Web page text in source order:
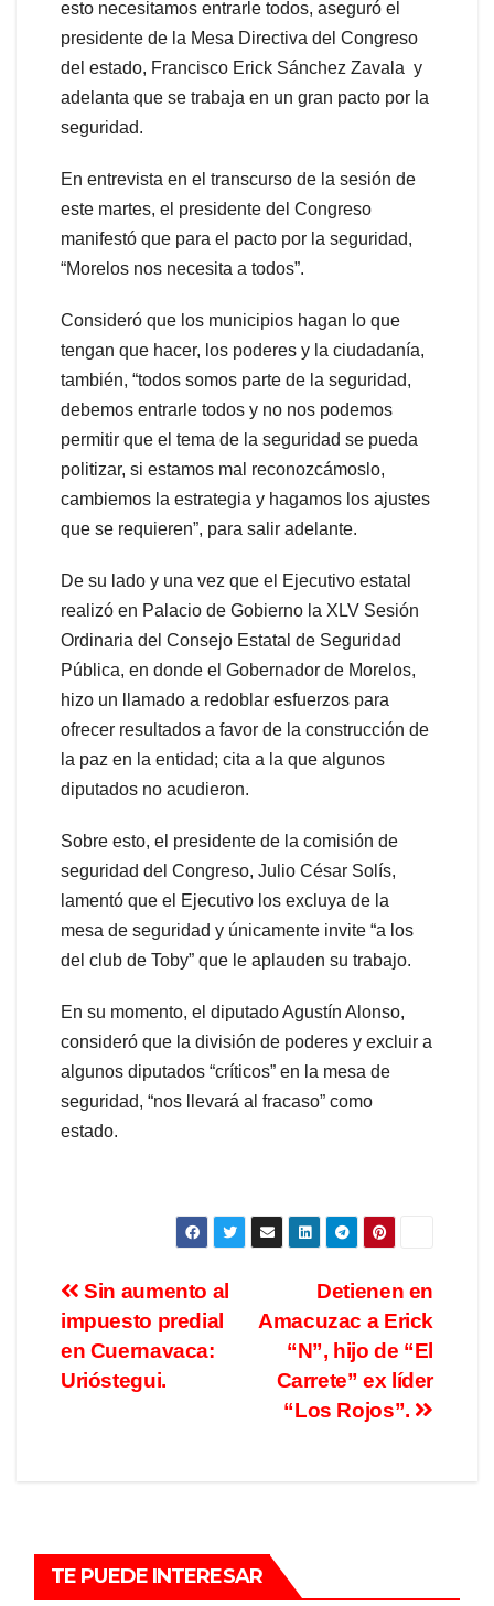
esto necesitamos entrarle todos, aseguró el
presidente de la Mesa Directiva del Congreso
del estado, Francisco Erick Sánchez Zavala y
adelanta que se trabaja en un gran pacto por la
seguridad.
En entrevista en el transcurso de la sesión de
este martes, el presidente del Congreso
manifestó que para el pacto por la seguridad,
“Morelos nos necesita a todos”.
Consideró que los municipios hagan lo que
tengan que hacer, los poderes y la ciudadanía,
también, “todos somos parte de la seguridad,
debemos entrarle todos y no nos podemos
permitir que el tema de la seguridad se pueda
politizar, si estamos mal reconozcámoslo,
cambiemos la estrategia y hagamos los ajustes
que se requieren”, para salir adelante.
De su lado y una vez que el Ejecutivo estatal
realizó en Palacio de Gobierno la XLV Sesión
Ordinaria del Consejo Estatal de Seguridad
Pública, en donde el Gobernador de Morelos,
hizo un llamado a redoblar esfuerzos para
ofrecer resultados a favor de la construcción de
la paz en la entidad; cita a la que algunos
diputados no acudieron.
Sobre esto, el presidente de la comisión de
seguridad del Congreso, Julio César Solís,
lamentó que el Ejecutivo los excluya de la
mesa de seguridad y únicamente invite “a los
del club de Toby” que le aplauden su trabajo.
En su momento, el diputado Agustín Alonso,
consideró que la división de poderes y excluir a
algunos diputados “críticos” en la mesa de
seguridad, “nos llevará al fracaso” como
estado.
Detienen en
Amacuzac a Erick
“N”, hijo de “El
Carrete” ex líder
“Los Rojos”.
Sin aumento al
impuesto predial
en Cuernavaca:
Urióstegui.
TE PUEDE INTERESAR